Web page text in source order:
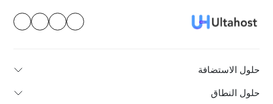
حلول الاستضافة
حلول النطاق